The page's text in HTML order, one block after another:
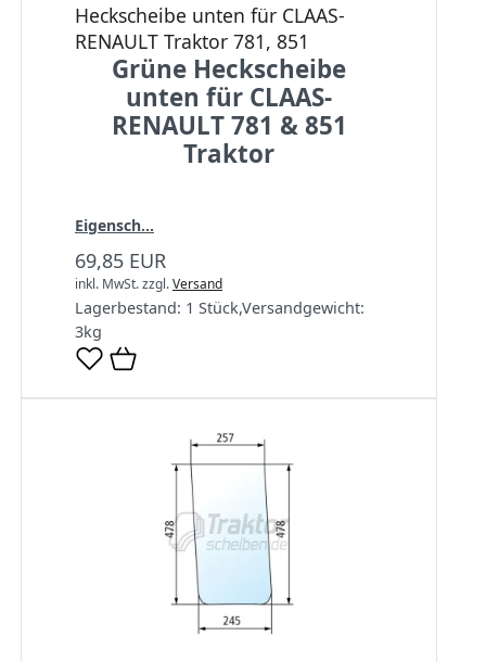
Heckscheibe unten für CLAAS-
RENAULT Traktor 781, 851
Grüne Heckscheibe
unten für CLAAS-
RENAULT 781 & 851
Traktor
Eigensch...
69,85 EUR
inkl. MwSt.zzgl.Versand
Lagerbestand: 1 Stück,Versandgewicht:
3kg